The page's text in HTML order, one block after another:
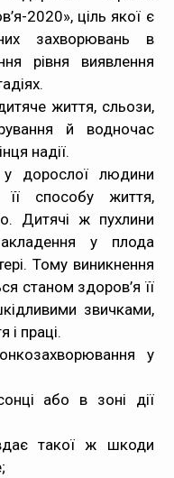
2020», ціль якої є
захворювань в
рівня виявлення
життя, сльози,
й водночас
надії.
дорослої людини
способу життя,
Дитячі ж пухлини
у плода
Тому виникнення
станом здоров’я її
звичками,
і праці.
у
або в зоні дії
такої ж шкоди